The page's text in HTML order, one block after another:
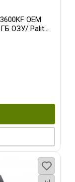
OEM
ГБ ОЗУ/ Palit
3xDP